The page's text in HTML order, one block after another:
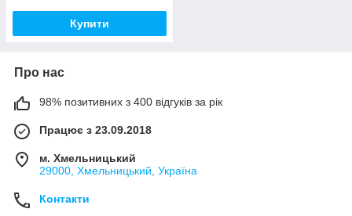
Купити
Про нас
98% позитивних з 400 відгуків за рік
Працює з 23.09.2018
м. Хмельницький
29000, Хмельницький, Україна
Контакти